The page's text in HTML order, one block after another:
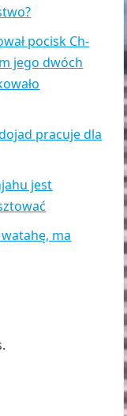
pocisk Ch-
jego dwóch
pracuje dla
jest
ma